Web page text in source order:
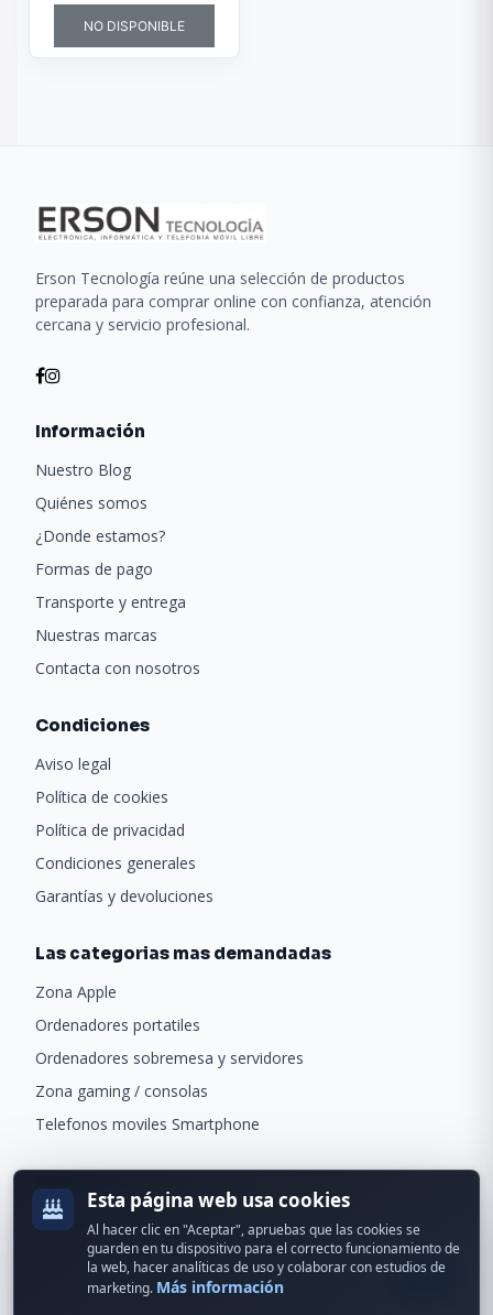
NO DISPONIBLE
Erson Tecnología reúne una selección de productos
preparada para comprar online con confianza, atención
cercana y servicio profesional.
Información
Nuestro Blog
Quiénes somos
¿Donde estamos?
Formas de pago
Transporte y entrega
Nuestras marcas
Contacta con nosotros
Condiciones
Aviso legal
Política de cookies
Política de privacidad
Condiciones generales
Garantías y devoluciones
Las categorias mas demandadas
Zona Apple
Ordenadores portatiles
Ordenadores sobremesa y servidores
Zona gaming / consolas
Telefonos moviles Smartphone
Recibe ofertas exclusivas y novedades.
Esta página web usa cookies
Al hacer clic en "Aceptar", apruebas que las cookies se
guarden en tu dispositivo para el correcto funcionamiento de
la web, hacer analíticas de uso y colaborar con estudios de
marketing. Más información